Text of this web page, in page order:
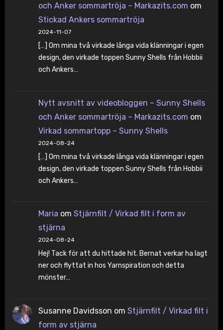
och Anker sommartröja – Markazits.com om
Stickad Ankers sommartröja
2024-11-07
[…] Om mina två virkade långa vida klänningar i egen
design, den virkade toppen Sunny Shells från Hobbii
och Ankers…
Nytt avsnitt av videobloggen – Sunny Shells
och Anker sommartröja – Markazits.com om
Virkad sommartopp – Sunny Shells
2024-08-24
[…] Om mina två virkade långa vida klänningar i egen
design, den virkade toppen Sunny Shells från Hobbii
och Ankers…
Maria om Stjärnfilt / Virkad filt i form av
stjärna
2024-08-24
Hej! Tack för att du hittade hit. Bernat verkar ha lagt
ner och flyttat in hos Yarnspiration och detta
mönster…
Susanne Davidsson om Stjärnfilt / Virkad filt i
form av stjärna